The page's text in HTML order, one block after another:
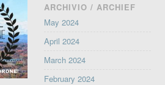
ARCHIVIO / ARCHIEF
May 2024
April 2024
March 2024
February 2024